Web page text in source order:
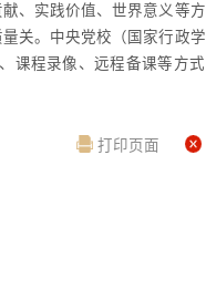
、实践价值、世界意义等
关。中央党校（国家行政
课程录像、远程备课等方
打印页面